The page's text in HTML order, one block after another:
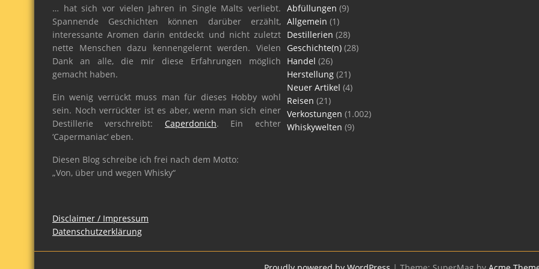
… hat sich vor vielen Jahren in Single Malts verliebt.
Spannende Geschichten können darüber erzählt,
interessante Aromen darin entdeckt und nicht zuletzt
nette Menschen dazu kennengelernt werden. Vielen
Dank an alle, die mir diese Erfahrungen möglich
gemacht haben.
Ein wenig verrückt muss man für dieses Hobby wohl
sein. Noch verrückter ist es aber, wenn man sich einer
Destillerie verschreibt: Caperdonich. Ein echter
‘Capermaniac‘ eben.
Diesen Blog schreibe ich frei nach dem Motto:
„Von, über und wegen Whisky“
Disclaimer / Impressum
Datenschutzerklärung
Abfüllungen (9)
Allgemein (1)
Destillerien (28)
Geschichte(n)(28)
Handel (26)
Herstellung(21)
Neuer Artikel (4)
Reisen (21)
Verkostungen (1.002)
Whiskywelten (9)